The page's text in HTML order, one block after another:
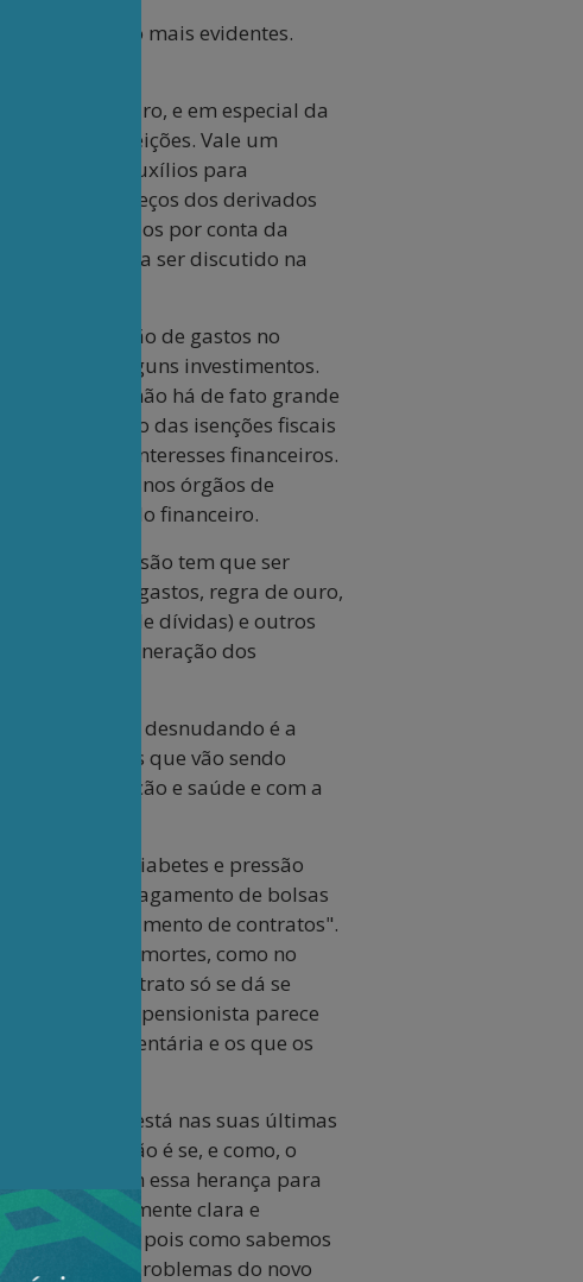
vão ficando mais evidentes.
Bolsonaro, e em especial da
ganhar as eleições. Vale um
de vários auxílios para
aos preços dos derivados
dos estados por conta da
de bilionário, a ser discutido na
a ampliação de gastos no
sociais e alguns investimentos.
atual, não há de fato grande
e ampliação das isenções fiscais
próprios interesses financeiros.
assim como nos órgãos de
do mundo financeiro.
A expansão tem que ser
teto de gastos, regra de ouro,
de dívidas) e outros
com a remuneração dos
o que vai se desnudando é a
informações que vão sendo
na educação e saúde e com a
para diabetes e pressão
o pagamento de bolsas
como "rompimento de contratos".
inclusive mortes, como no
de contrato só se dá se
aposentado/pensionista parece
orçamentária e os que os
governo está nas suas últimas
questão é se, e como, o
lidar com essa herança para
absolutamente clara e
pois como sabemos
já serão problemas do novo